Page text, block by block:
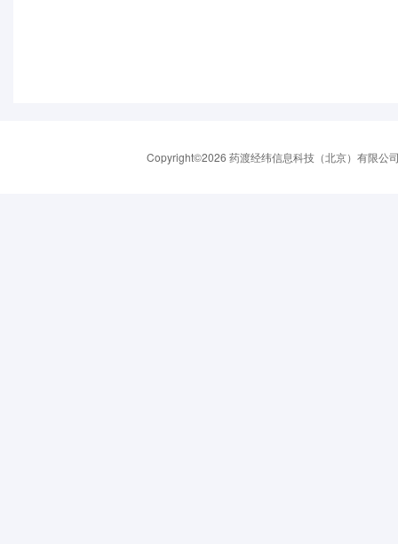
Copyright©2026 药渡经纬信息科技（北京）有限公